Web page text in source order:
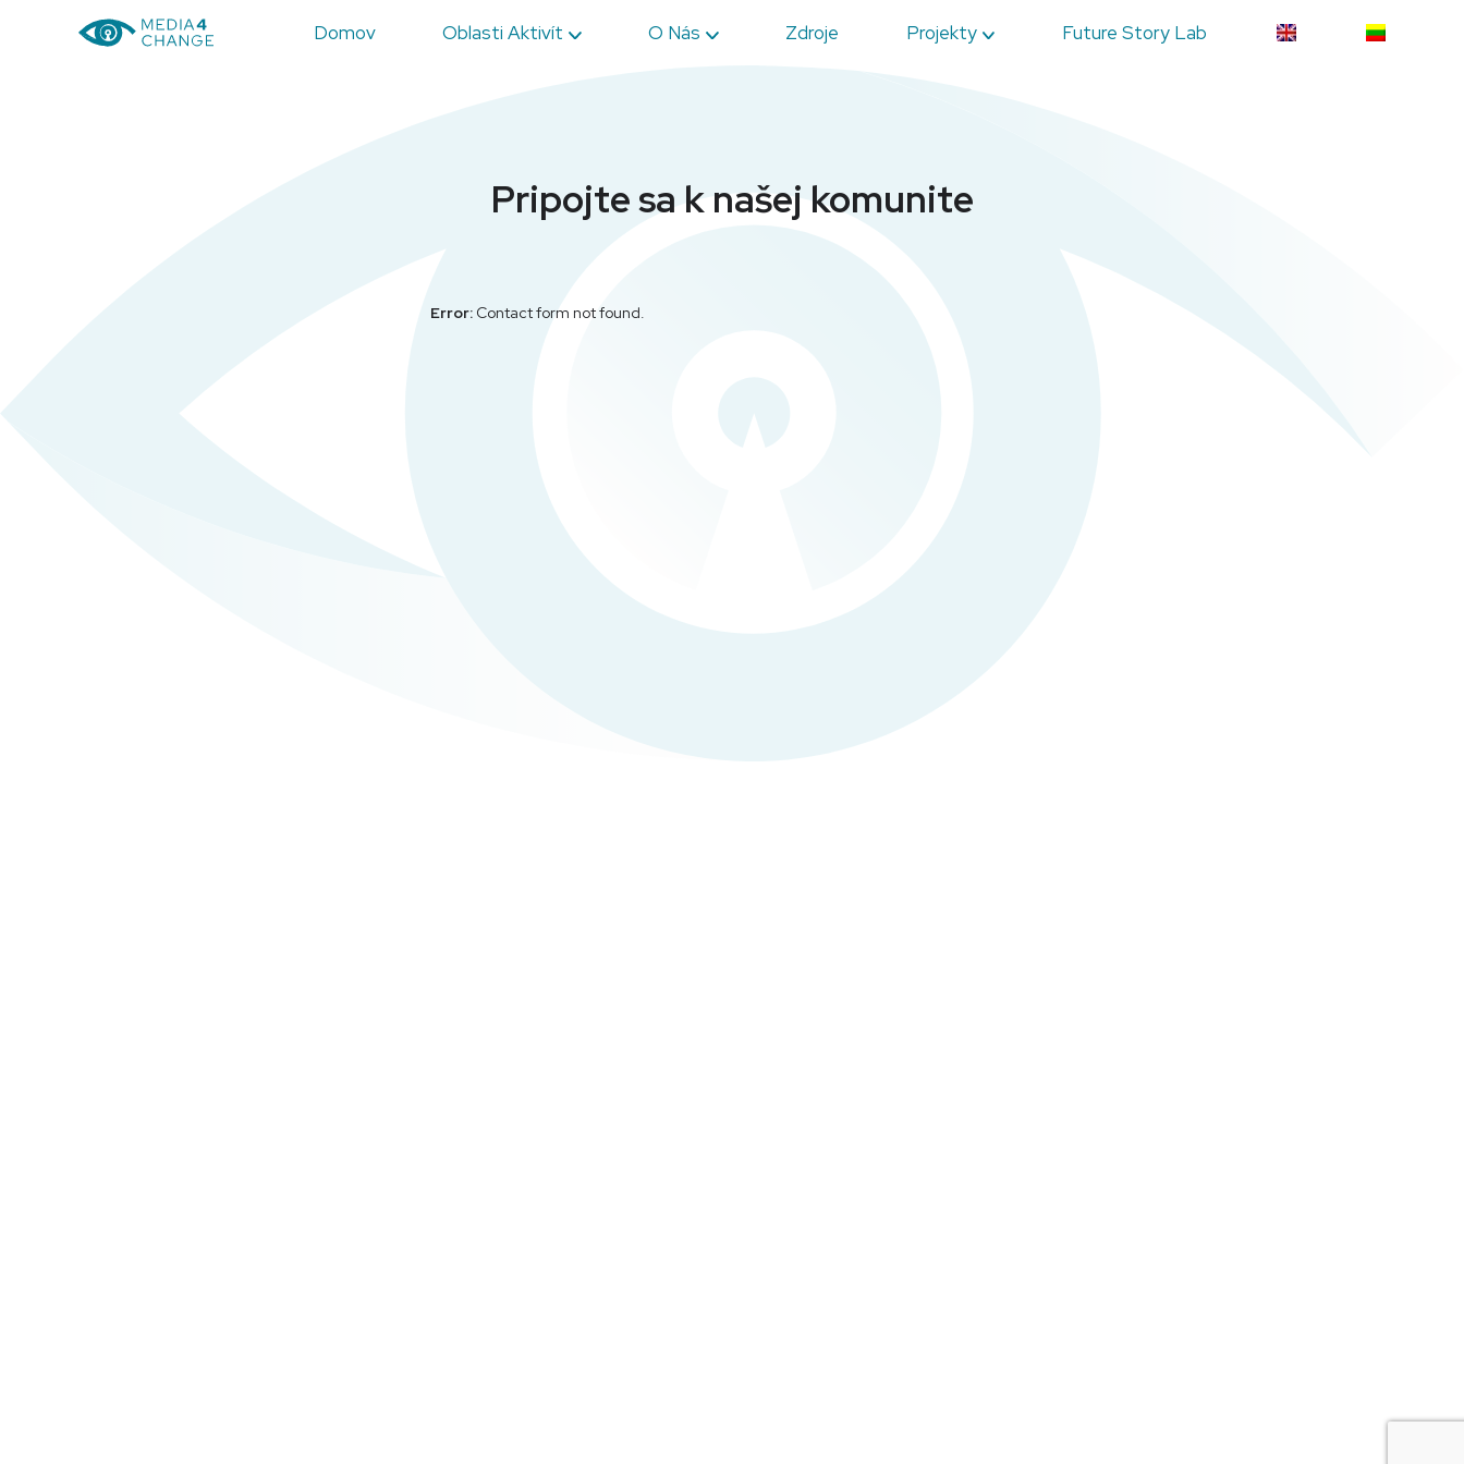
Domov Oblasti Aktivít O Nás Zdroje Projekty Future Story Lab
Pripojte sa k našej komunite
Error:Contact form not found.